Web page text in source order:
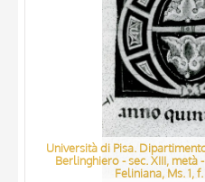
Università di Pisa.
Berlinghiero - sec. XIII, metà
Feliniana, Ms. 1,